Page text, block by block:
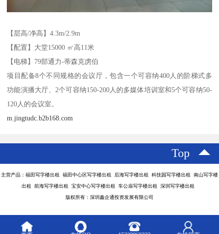
【层高/净高】4.3m/2.9m
【配置】大堂15000 ㎡高11米
【电梯】79部通力-蒂森克虏伯
项目配备8个不同规格的会议厅，包含一个可容纳400人的阶梯式多
功能演播大厅、2个可容纳150-200人的多媒体培训室和5个可容纳50-
120人的会议室。
m.jingtudc.b2b168.com
Top
主营产品：福田写字楼出租 福田中心区写字楼出租 后海写字楼出租 科技园写字楼出租 南山写字楼
出租 前海写字楼出租 宝安中心写字楼出租 车公庙写字楼出租 深圳写字楼出租
版权所有：深圳鑫企通投资发展有限公司